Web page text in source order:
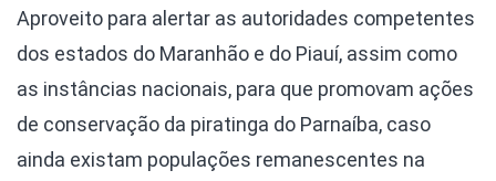
Aproveito para alertar as autoridades competentes
dos estados do Maranhão e do Piauí, assim como
as instâncias nacionais, para que promovam ações
de conservação da piratinga do Parnaíba, caso
ainda existam populações remanescentes na